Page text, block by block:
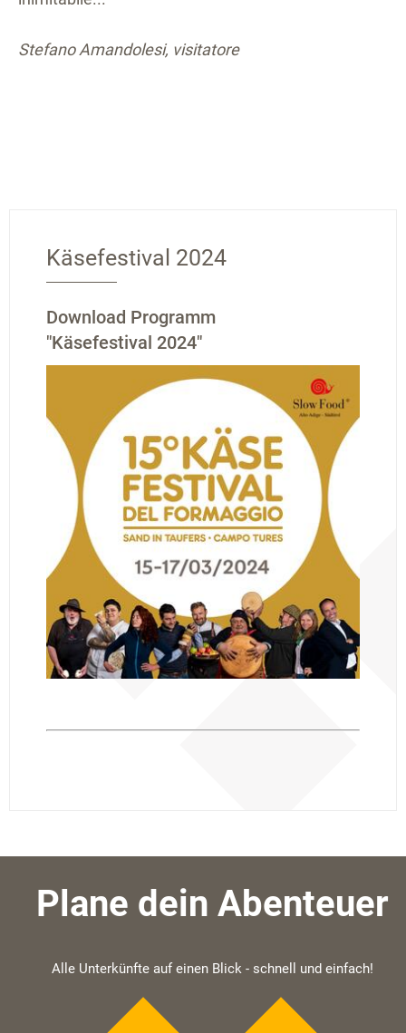
Stefano Amandolesi, visitatore
Käsefestival 2024
Download Programm
"Käsefestival 2024"
Plane dein Abenteuer
Alle Unterkünfte auf einen Blick - schnell und einfach!